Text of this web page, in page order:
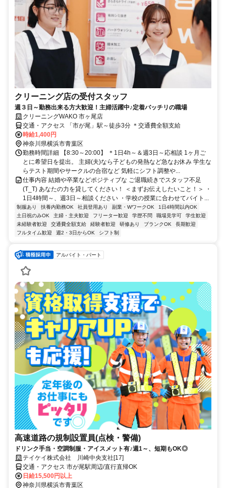
クリーニング店の受付スタッフ
週３日～勤務出来る方大歓迎！主婦活躍中♪定着バッチリの職場
クリーニングWAKO 市ヶ尾店
交通・アクセス 「市が尾」駅～徒歩3分 ＊交通費全額支給
時給1,400円
神奈川県横浜市青葉区
勤務時間詳細 【8:30～20:00】 ＊1日4h～＆週3日～応相談 1ヶ月ご
とに希望日を提出。 主婦(夫)なら子どもの発熱など急なお休み 学生な
らテスト期間やサークルの合宿など 気軽にシフト調整や...
仕事内容 結婚や卒業などポジティブな ご退職続きでスタッフ不足
(T_T) あなたの力を貸してください！ ＜まずお伝えしたいこと！＞ ・
1日4時間～、週3日～相談ください ・学校の授業に合わせてバイト...
制服あり 扶養内勤務OK 社員登用あり 副業・WワークOK
1日4時間以内OK
土日祝のみOK
主婦・主夫歓迎 フリーター歓迎 学歴不問 職場見学可
学生歓迎
未経験者歓迎
交通費全額支給 経験者歓迎 研修あり ブランクOK
長期歓迎
フルタイム歓迎
週2・3日からOK シフト制
アルバイト・パート
高速道路の規制設置員(点検・警備)
ドリンク手当・空調制服・アイスメット有♪週1～、短期もOK◎
テイケイ株式会社 川崎中央支社[17]
交通・アクセス 市が尾駅周辺/直行直帰OK
日給15,500円以上
神奈川県横浜市青葉区